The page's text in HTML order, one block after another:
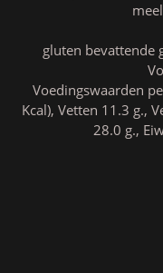
gluten bevattende
Voedingswaarden
Kcal), Vetten 11.3 g.,
28.0 g.,